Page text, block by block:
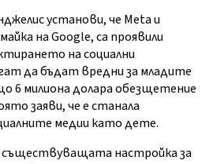
установи, че Meta и
на Google, са проявили
на социални
да бъдат вредни за младите
6 милиона долара обезщетение
заяви, че е станала
медии като дете.
настройка за